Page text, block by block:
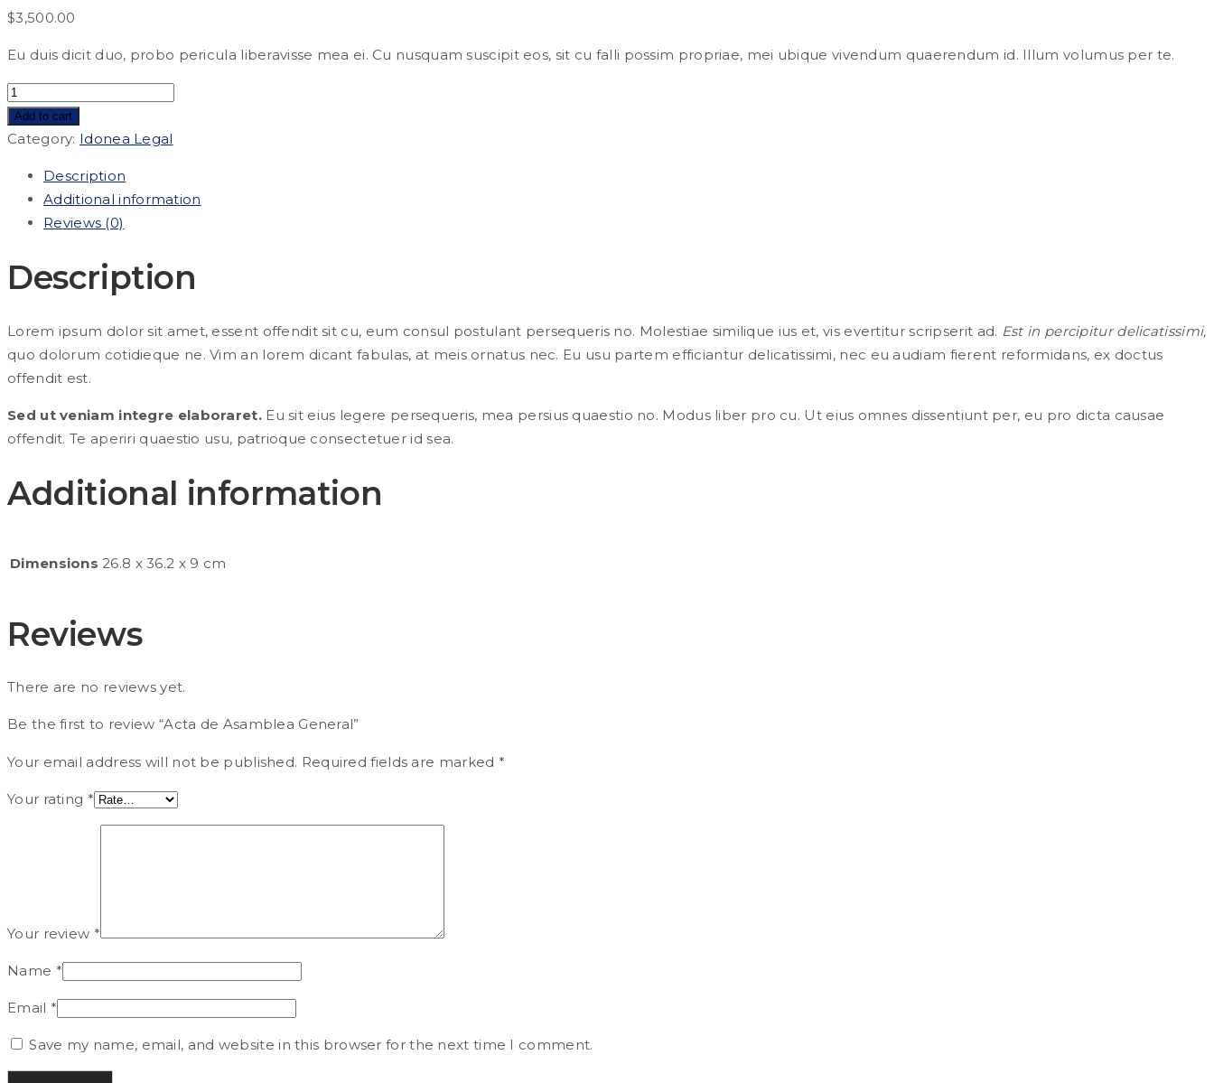
$3,500.00
Eu duis dicit duo, probo pericula liberavisse mea ei. Cu nusquam suscipit eos, sit cu falli possim propriae, mei ubique vivendum quaerendum id. Illum volumus per te.
Acta
de
Asamblea
quantity
Add to cart
Category: Idonea Legal
Description
Additional information
Reviews (0)
Description
Lorem ipsum dolor sit amet, essent offendit sit cu, eum consul postulant persequeris no. Molestiae similique ius et, vis evertitur scripserit ad. Est in percipitur delicatissimi,
quo dolorum cotidieque ne. Vim an lorem dicant fabulas, at meis ornatus nec. Eu usu partem efficiantur delicatissimi, nec eu audiam fierent reformidans, ex doctus
offendit est.
Sed ut veniam integre elaboraret.Eu sit eius legere persequeris, mea persius quaestio no. Modus liber pro cu. Ut eius omnes dissentiunt per, eu pro dicta causae
offendit. Te aperiri quaestio usu, patrioque consectetuer id sea.
Additional information
Dimensions 26.8 x 36.2 x 9 cm
Reviews
There are no reviews yet.
Be the first to review “Acta de Asamblea General”
Your email address will not be published. Required fields are marked *
Your rating *
Your review *
Name *
Email *
Save my name, email, and website in this browser for the next time I comment.